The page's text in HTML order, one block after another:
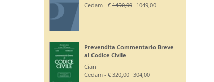
Cedam - € 1450,00 1049,00
Prevendita Commentario Breve
al Codice Civile
Cian
Cedam - € 320,00 304,00